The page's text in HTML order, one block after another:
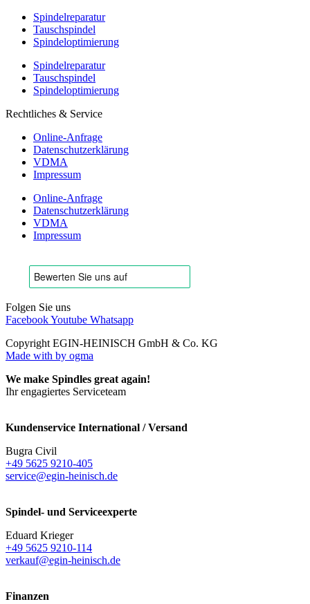
Spindelreparatur
Tauschspindel
Spindeloptimierung
Spindelreparatur
Tauschspindel
Spindeloptimierung
Rechtliches & Service
Online-Anfrage
Datenschutzerklärung
VDMA
Impressum
Online-Anfrage
Datenschutzerklärung
VDMA
Impressum
Folgen Sie uns
FacebookYoutube Whatsapp
Copyright EGIN-HEINISCH GmbH & Co. KG
Made with by ogma
We make Spindles great again!
Ihr engagiertes Serviceteam
Kundenservice International / Versand
Bugra Civil
+49 5625 9210-405
service@egin-heinisch.de
Spindel- und Serviceexperte
Eduard Krieger
+49 5625 9210-114
verkauf@egin-heinisch.de
Finanzen